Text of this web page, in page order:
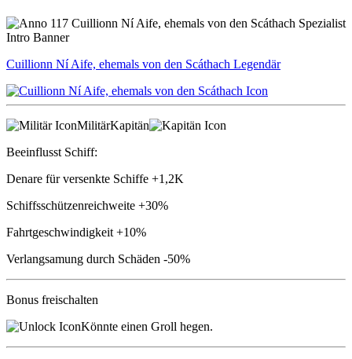
Cuillionn Ní Aife, ehemals von den Scáthach Legendär
MilitärKapitän
Beeinflusst Schiff:
Denare für versenkte Schiffe +1,2K
Schiffsschützenreichweite +30%
Fahrtgeschwindigkeit +10%
Verlangsamung durch Schäden -50%
Bonus freischalten
Könnte einen Groll hegen.